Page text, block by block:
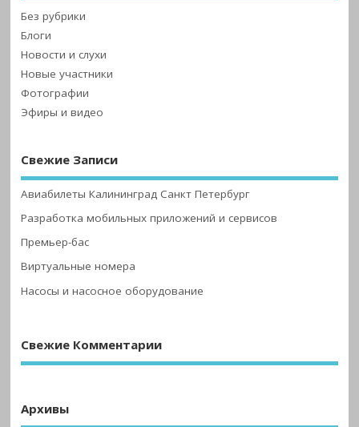
Без рубрики
Блоги
Новости и слухи
Новые участники
Фотографии
Эфиры и видео
Свежие Записи
Авиабилеты Калининград Санкт Петербург
Разработка мобильных приложений и сервисов
Премьер-бас
Виртуальные номера
Насосы и насосное оборудование
Свежие Комментарии
Архивы